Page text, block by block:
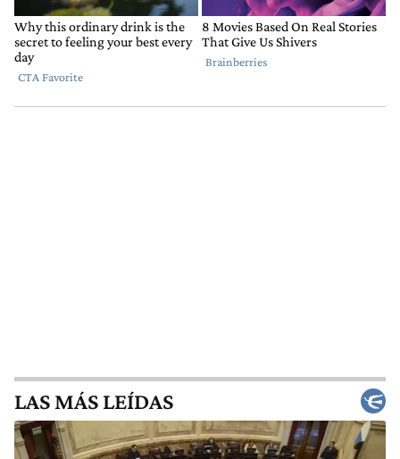
LAS MÁS LEÍDAS